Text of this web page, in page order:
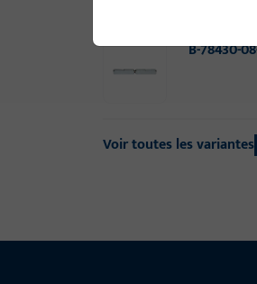
B-78430-
Voir toutes les variantes